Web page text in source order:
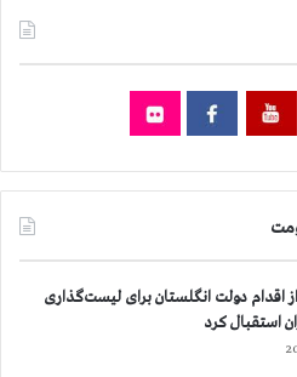
اقدام دولت انگلستان برای لیست‌گذاری
استقبال کرد